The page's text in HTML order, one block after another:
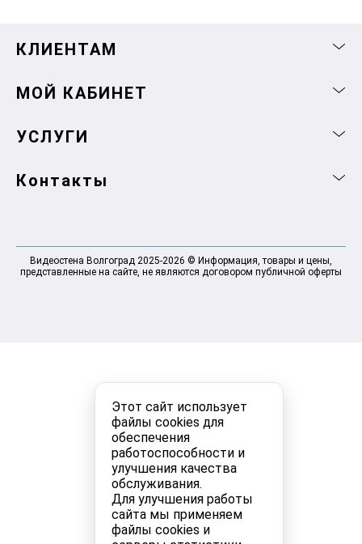
Этот сайт использует
файлы cookies для
обеспечения
работоспособности и
улучшения качества
обслуживания.
Для улучшения работы
сайта мы применяем
файлы cookies и
КЛИЕНТАМ
МОЙ КАБИНЕТ
УСЛУГИ
Контакты
Видеостена Волгоград 2025-2026 © Информация, товары и цены,
представленные на сайте, не являются договором публичной оферты